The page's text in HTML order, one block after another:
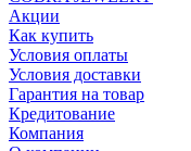
Акции
Как купить
Условия оплаты
Условия доставки
Гарантия на товар
Кредитование
Компания